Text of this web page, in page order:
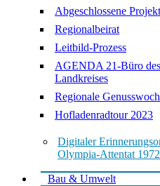
Abgeschlossene
Regionalbeirat
Leitbild-Prozess
AGENDA 21-Büro des
Landkreises
Regionale
Hofladenradtour 2023
Digitaler
Olympia-Attentat 1972
Bau & Umwelt